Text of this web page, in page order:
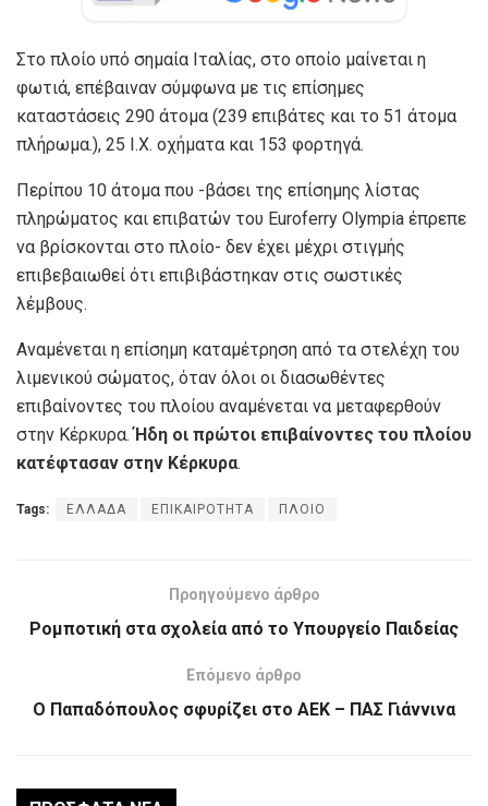
Στο πλοίο υπό σημαία Ιταλίας, στο οποίο μαίνεται η
φωτιά, επέβαιναν σύμφωνα με τις επίσημες
καταστάσεις 290 άτομα (239 επιβάτες και το 51 άτομα
πλήρωμα.), 25 Ι.Χ. οχήματα και 153 φορτηγά.
Περίπου 10 άτομα που -βάσει της επίσημης λίστας
πληρώματος και επιβατών του Euroferry Olympia έπρεπε
να βρίσκονται στο πλοίο- δεν έχει μέχρι στιγμής
επιβεβαιωθεί ότι επιβιβάστηκαν στις σωστικές
λέμβους.
Αναμένεται η επίσημη καταμέτρηση από τα στελέχη του
λιμενικού σώματος, όταν όλοι οι διασωθέντες
επιβαίνοντες του πλοίου αναμένεται να μεταφερθούν
στην Κέρκυρα.Ήδη οι πρώτοι επιβαίνοντες του πλοίου
κατέφτασαν στην Κέρκυρα.
Tags: ΕΛΛΑΔΑ ΕΠΙΚΑΙΡΟΤΗΤΑ ΠΛΟΙΟ
Προηγούμενο άρθρο
Ρομποτική στα σχολεία από το Υπουργείο Παιδείας
Επόμενο άρθρο
Ο Παπαδόπουλος σφυρίζει στο ΑΕΚ – ΠΑΣ Γιάννινα